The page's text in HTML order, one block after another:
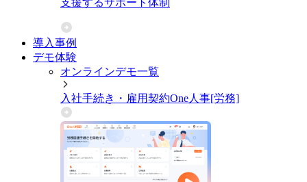
支援するサポート体制
導入事例
デモ体験
オンラインデモ一覧
入社手続き・雇用契約One人事[労務]